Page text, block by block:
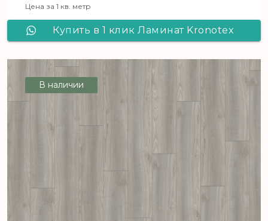
Цена за 1 кв. метр
Купить в 1 клик Ламинат Kronotex
В наличии